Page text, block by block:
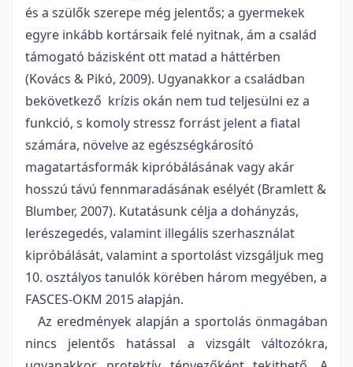
és a szülők szerepe még jelentős; a gyermekek
egyre inkább kortársaik felé nyitnak, ám a család
támogató bázisként ott matad a háttérben
(Kovács & Pikó, 2009). Ugyanakkor a családban
bekövetkező krízis okán nem tud teljesülni ez a
funkció, s komoly stressz forrást jelent a fiatal
számára, növelve az egészségkárosító
magatartásformák kipróbálásának vagy akár
hosszú távú fennmaradásának esélyét (Bramlett &
Blumber, 2007). Kutatásunk célja a dohányzás,
lerészegedés, valamint illegális szerhasználat
kipróbálását, valamint a sportolást vizsgáljuk meg
10. osztályos tanulók körében három megyében, a
FASCES-OKM 2015 alapján.
Az eredmények alapján a sportolás önmagában
nincs jelentős hatással a vizsgált változókra,